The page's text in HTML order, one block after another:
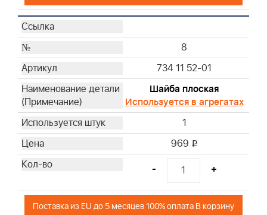
8
734 11 52-01
Шайба плоская
Используется в агрегатах
1
969 i
- +
Поставка из EU до 5 месяцев 100% оплата В корзину